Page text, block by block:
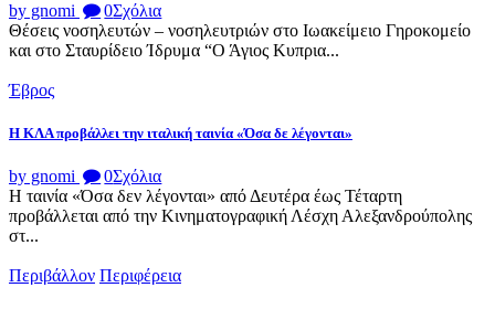
by gnomi 0Σχόλια
Θέσεις νοσηλευτών – νοσηλευτριών στο Ιωακείμειο Γηροκομείο
και στο Σταυρίδειο Ίδρυμα “Ο Άγιος Κυπρια...
Έβρος
Η ΚΛΑ προβάλλει την ιταλική ταινία «Όσα δε λέγονται»
by gnomi 0Σχόλια
Η ταινία «Όσα δεν λέγονται» από Δευτέρα έως Τέταρτη
προβάλλεται από την Κινηματογραφική Λέσχη Αλεξανδρούπολης
στ...
Περιβάλλον Περιφέρεια